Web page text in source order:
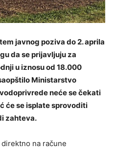
javnog poziva do 2. aprila
da se prijavljuju za
u iznosu od 18.000
Ministarstvo
neće se čekati
će se isplate sprovoditi
zahteva.
na račune